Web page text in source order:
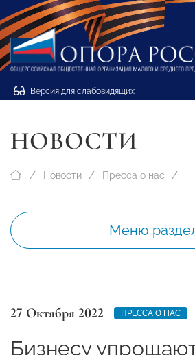
Версия для слабовидящих
НОВОСТИ
Новости Пресса о нас
Меню
27 Октября 2022 ПРЕССА О НАС
Бизнесу